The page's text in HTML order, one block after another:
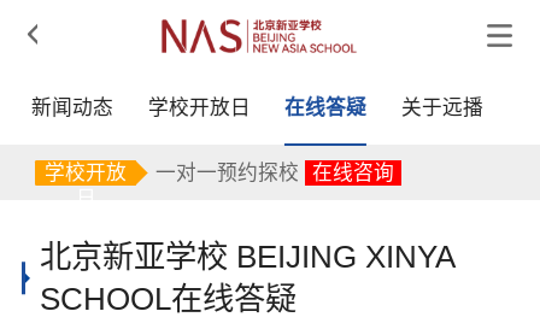

新闻动态 学校开放日 在线答疑 关于远播
学校开放
一对一预约探校 在线咨询
一对一预约探校 在线咨询
一对一预约探校
在线咨询
北京新亚学校 BEIJING XINYA
SCHOOL在线答疑